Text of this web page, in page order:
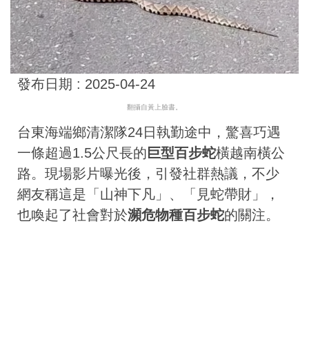
發布日期 : 2025-04-24
翻攝自黃上臉書。
台東海端鄉清潔隊24日執勤途中，驚喜巧遇
一條超過1.5公尺長的 巨型百步蛇橫越南橫公
路。現場影片曝光後，引發社群熱議，不少
網友稱這是「山神下凡」、「見蛇帶財」，
也喚起了社會對於瀕危物種百步蛇的關注。